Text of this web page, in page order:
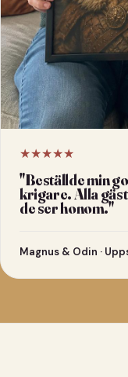
★★★★★
"Beställde min
krigare. Alla
de ser honom."
Magnus & Odin ·